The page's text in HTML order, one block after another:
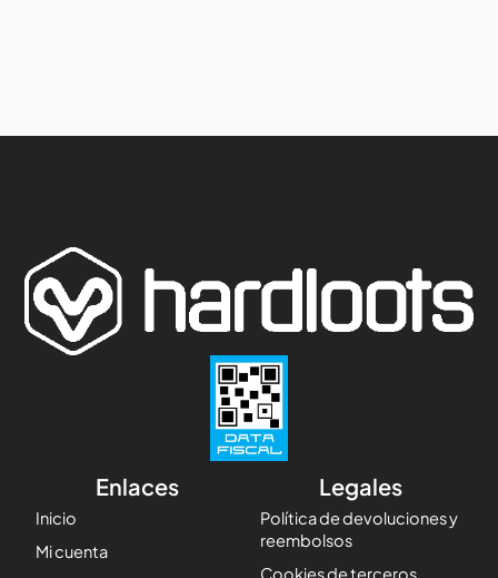
Enlaces
Inicio
Mi cuenta
Legales
Política de devoluciones y
reembolsos